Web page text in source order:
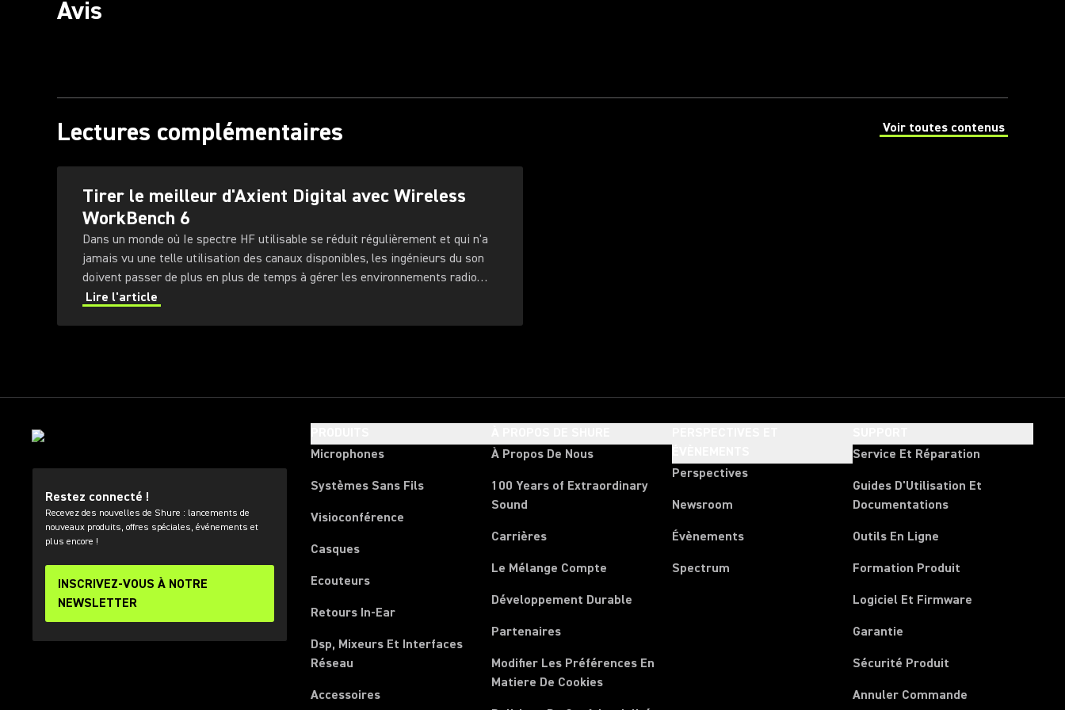
Avis
Lectures complémentaires Voir toutes contenus
(Opens in a new tab)
Tirer le meilleur d'Axient Digital avec Wireless
WorkBench 6
Dans un monde où Ie spectre HF utilisable se réduit régulièrement et qui n'a
jamais vu une telle utilisation des canaux disponibles, les ingénieurs du son
doivent passer de plus en plus de temps à gérer les environnements radio
fréquence (RF) dans lesquels ils évoluent.
Lire l'article
Restez connecté !
Recevez des nouvelles de Shure : lancements de
nouveaux produits, offres spéciales, événements et
plus encore !
INSCRIVEZ-VOUS À NOTRE
NEWSLETTER
Microphones
Systèmes Sans Fils
Visioconférence
Casques
Ecouteurs
Retours In-Ear
Dsp, Mixeurs Et Interfaces
Réseau
Accessoires
À Propos De Nous
100 Years of Extraordinary
Sound
Carrières
Le Mélange Compte
Développement Durable
Partenaires
Modifier Les Préférences En
Matiere De Cookies
Perspectives
Newsroom
Évènements
Spectrum
Service Et Réparation
Guides D'Utilisation Et
Documentations
Outils En Ligne
Formation Produit
Logiciel Et Firmware
Garantie
Sécurité Produit
Annuler Commande